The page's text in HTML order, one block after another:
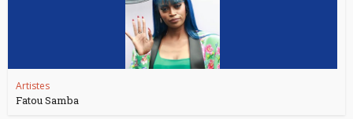
Artistes
Fatou Samba